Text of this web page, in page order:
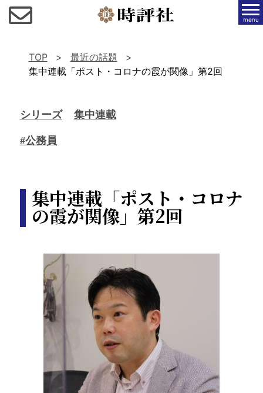
menu
TOP
最近の話題
集中連載「ポスト・コロナの霞が関像」第2回
シリーズ 集中連載
#公務員
集中連載「ポスト・コロナ
の霞が関像」第2回